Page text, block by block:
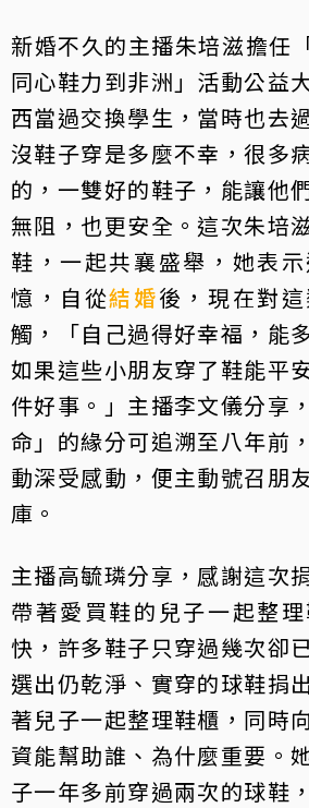
新婚不久的主播朱培滋擔任
同心鞋力到非洲」活動公益
西當過交換學生，當時也去
沒鞋子穿是多麼不幸，很多
的，一雙好的鞋子，能讓他
無阻，也更安全。這次朱培
鞋，一起共襄盛舉，她表
憶，自從結婚後，現在對
觸，「自己過得好幸福，能
如果這些小朋友穿了鞋能平
件好事。」主播李文儀分享
命」的緣分可追溯至八年前
動深受感動，便主動號召朋
庫。
主播高毓璘分享，感謝這次
帶著愛買鞋的兒子一起整
快，許多鞋子只穿過幾次卻
選出仍乾淨、實穿的球鞋捐
著兒子一起整理鞋櫃，同時
資能幫助誰、為什麼重要。
子一年多前穿過兩次的球鞋